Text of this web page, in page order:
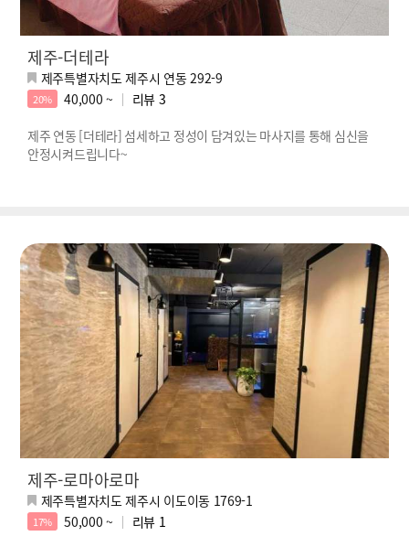
제주-더테라
제주특별자치도 제주시 연동 292-9
20% 40,000 ~ 리뷰 3
제주 연동 [더테라] 섬세하고 정성이 담겨있는 마사지를 통해 심신을
안정시켜드립니다~
제주-로마아로마
제주특별자치도 제주시 이도이동 1769-1
17% 50,000 ~ 리뷰 1